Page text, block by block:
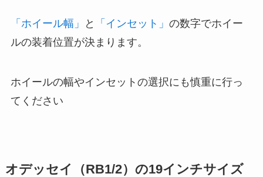
「ホイール幅」 と 「インセット」 の数字でホイー
ルの装着位置が決まります。
ホイールの幅やインセットの選択にも慎重に行っ
てください
オデッセイ（RB1/2）の19インチサイズ